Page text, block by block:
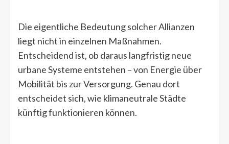
Die eigentliche Bedeutung solcher Allianzen
liegt nicht in einzelnen Maßnahmen.
Entscheidend ist, ob daraus langfristig neue
urbane Systeme entstehen – von Energie über
Mobilität bis zur Versorgung. Genau dort
entscheidet sich, wie klimaneutrale Städte
künftig funktionieren können.